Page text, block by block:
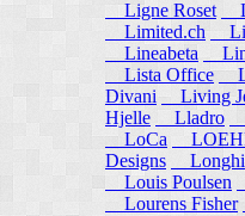
Ligne Roset
Limited.ch
Lineabeta
Lista Office
Divani
Living
Hjelle
Lladro
LoCa
Designs
Longhi
Louis Poulsen
Lourens Fisher